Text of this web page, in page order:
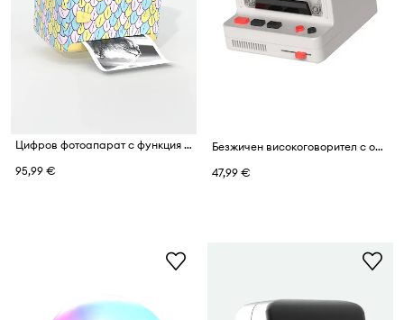
Цифров фотоапарат с функция за печат MOB PixiPrint Mermaid
95,99 €
Безжичен високоговорител с осветление MOB
47,99 €